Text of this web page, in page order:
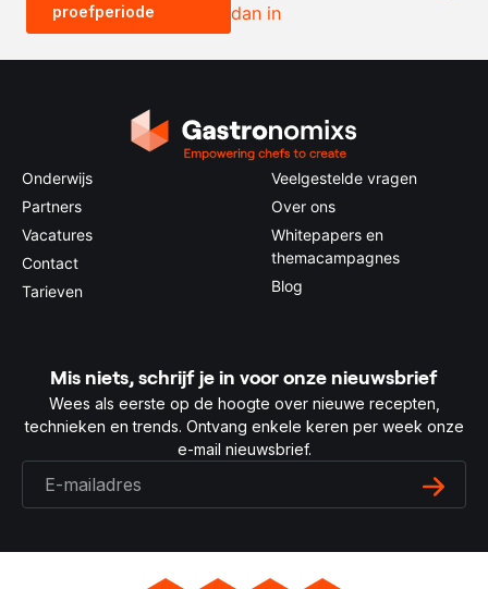
0.5x 1x 2x
proefperiode
dan in
Onderwijs
Partners
Vacatures
Contact
Tarieven
Veelgestelde vragen
Over ons
Whitepapers en
themacampagnes
Blog
Mis niets, schrijf je in voor onze nieuwsbrief
Wees als eerste op de hoogte over nieuwe recepten,
technieken en trends. Ontvang enkele keren per week onze
e-mail nieuwsbrief.